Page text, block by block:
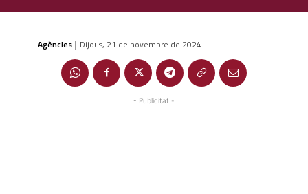
Agències | Dijous, 21 de novembre de 2024
- Publicitat -